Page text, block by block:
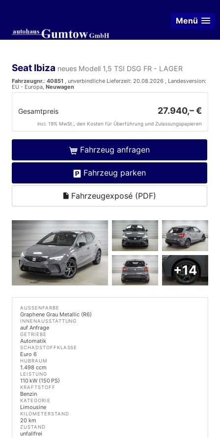
Menü
Seat Ibiza neues Modell 1,5 TSI DSG FR - LAGER
Fahrzeugnr.: 40851 , unverbindliche Lieferzeit: 20.08.2026 , Landesversion:
EU - Europa, Neuwagen
Gesamtpreis 27.940,– €
incl. 19% MwSt., den Kosten für Überführung und Zulassungspapieren
Fahrzeug anfragen
Fahrzeug parken
Fahrzeugexposé (PDF)
+14
AUSSENFARBE
Graphene Grau Metallic (R6)
INNENAUSSTATTUNG
auf Anfrage
GETRIEBE
Automatik
SCHADSTOFFKLASSE
Euro 6
HUBRAUM
1.498 ccm
LEISTUNG
110 kW (150 PS)
KRAFTSTOFF
Benzin
KATEGORIE
Limousine
KILOMETERSTAND
20 km
ZUSTAND
unfallfrei